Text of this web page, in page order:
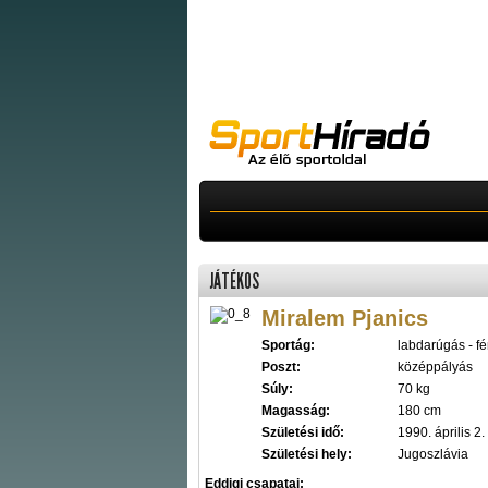
JÁTÉKOS
Miralem Pjanics
Sportág:
labdarúgás -
Poszt:
középpályás
Súly:
70 kg
Magasság:
180 cm
Születési idő:
1990. április 2.
Születési hely:
Jugoszlávia
Eddigi csapatai: